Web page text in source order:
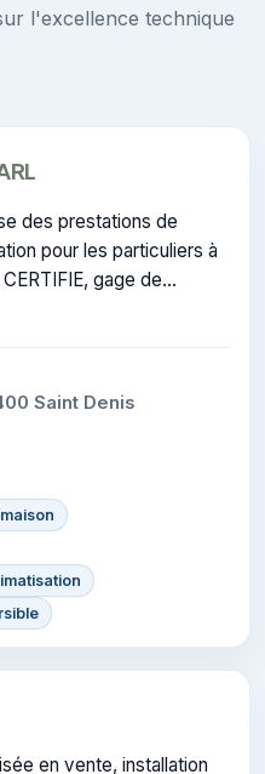
l'excellence technique
des prestations de
pour les particuliers à
gage de
réalisées.
Saint Denis
en vente, installation